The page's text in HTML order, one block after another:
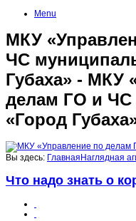
Menu
МКУ
ЧС
Губаха» - МКУ
делам ГО и ЧС
«Город
Вы здесь: Главная Наглядная
Что надо знать о